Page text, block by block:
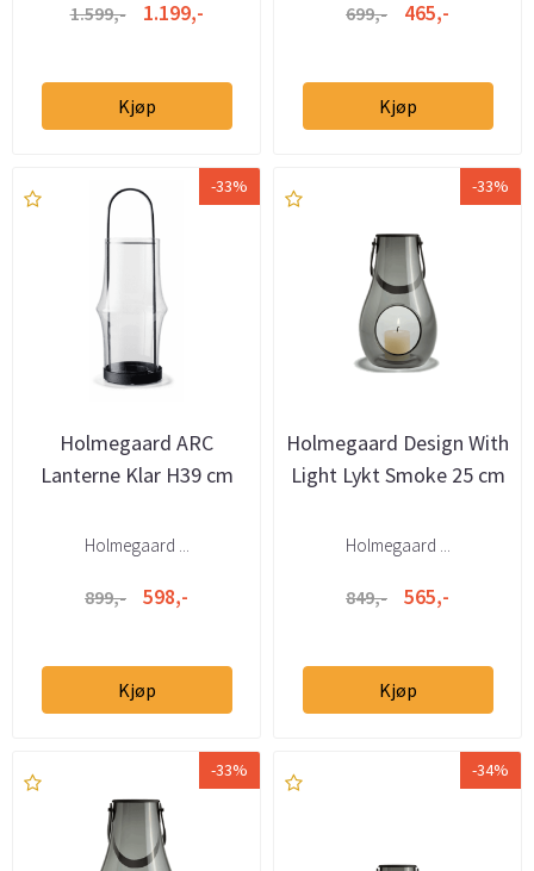
1.599,- 1.199,-
Kjøp
699,- 465,-
Kjøp
-33%
Holmegaard ARC
Lanterne Klar H39 cm
Holmegaard ...
899,- 598,-
Kjøp
-33%
Holmegaard Design With
Light Lykt Smoke 25 cm
Holmegaard ...
849,- 565,-
Kjøp
-33% -34%